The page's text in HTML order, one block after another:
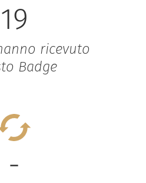
19
ricevuto
Badge
-